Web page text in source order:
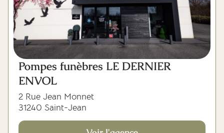
Pompes funèbres LE DERNIER
ENVOL
2 Rue Jean Monnet
31240 Saint-Jean